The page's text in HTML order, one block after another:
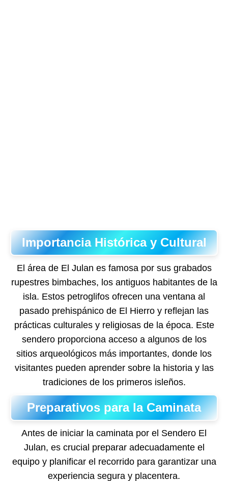
Importancia Histórica y Cultural
El área de El Julan es famosa por sus grabados
rupestres bimbaches, los antiguos habitantes de la
isla. Estos petroglifos ofrecen una ventana al
pasado prehispánico de El Hierro y reflejan las
prácticas culturales y religiosas de la época. Este
sendero proporciona acceso a algunos de los
sitios arqueológicos más importantes, donde los
visitantes pueden aprender sobre la historia y las
tradiciones de los primeros isleños.
Preparativos para la Caminata
Antes de iniciar la caminata por el Sendero El
Julan, es crucial preparar adecuadamente el
equipo y planificar el recorrido para garantizar una
experiencia segura y placentera.